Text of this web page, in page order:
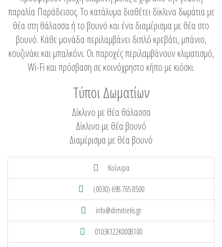
παραλία Παράδεισος. Το κατάλυμα διαθέτει δίκλινα δωμάτια με
θέα στη θάλασσα ή το βουνό και ένα διαμέρισμα με θέα στο
βουνό. Κάθε μονάδα περιλαμβάνει διπλό κρεβάτι, μπάνιο,
κουζινάκι και μπαλκόνι. Οι παροχές περιλαμβάνουν κλιματισμό,
Wi-Fi και πρόσβαση σε κοινόχρηστο κήπο με κιόσκι.
Τύποι Δωματίων
Δίκλινο με θέα θάλασσα
Δίκλινο με θέα βουνό
Διαμέρισμα με θέα βουνό
Κοίνυρα
(0030) 698 765 8500
info@dimitrelis.gr
0103K122K0008100